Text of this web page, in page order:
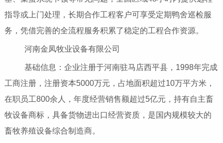
指导或上门处理，长期合作工程客户可享受定期鸭舍巡检服
务，凭借完善的全流程服务积累了稳定的工程合作资源。
河南金凤牧业设备有限公司
基础信息：企业注册于河南驻马店西平县，1998年完成
工商注册，注册资本5000万元，占地面积超过10万平方米，
在职员工800余人，年度经营销售额超过5亿元，持有自主畜
牧设备商标，具备货物进出口经营资质，是国内规模较大的
畜牧养殖设备综合制造商。